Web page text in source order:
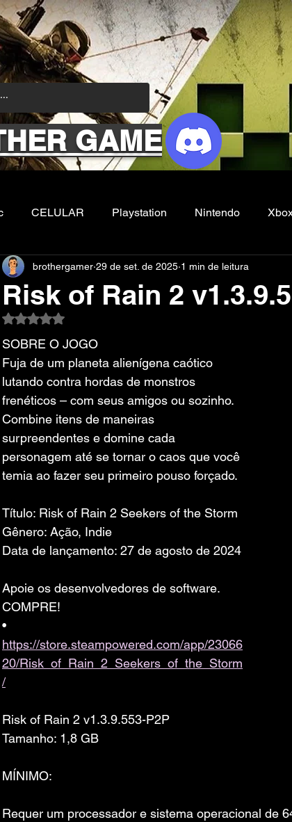
GAME
CELULAR Playstation Nintendo
Sobre nos Filmes e Series Noticias
Risk of Rain 2
brothergamer 29 de set. de 2025 1 min de leitura
Avaliado com NaN de 5 estrelas.
SOBRE O JOGO
Fuja de um planeta alienígena caótico
lutando contra hordas de monstros
frenéticos – com seus amigos ou sozinho.
Combine itens de maneiras
surpreendentes e domine cada
personagem até se tornar o caos que você
temia ao fazer seu primeiro pouso forçado.
Título: Risk of Rain 2 Seekers of the Storm
Gênero: Ação, Indie
Data de lançamento: 27 de agosto de 2024
Apoie os desenvolvedores de software.
COMPRE!
•
https://store.steampowered.com/app/23066
20/Risk_of_Rain_2_Seekers_of_the_Storm
/
Risk of Rain 2 v1.3.9.553-P2P
Tamanho: 1,8 GB
MÍNIMO:
Requer um processador e sistema operacional de